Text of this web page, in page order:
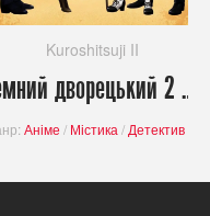
/Завершені проєкти
Kuroshitsuji II
Темний дворецький 2 / Kuroshitsuji II
Аніме / Містика/Детектив